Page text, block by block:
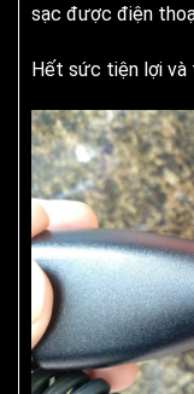
sạc được điện
Hết sức tiện lợi và